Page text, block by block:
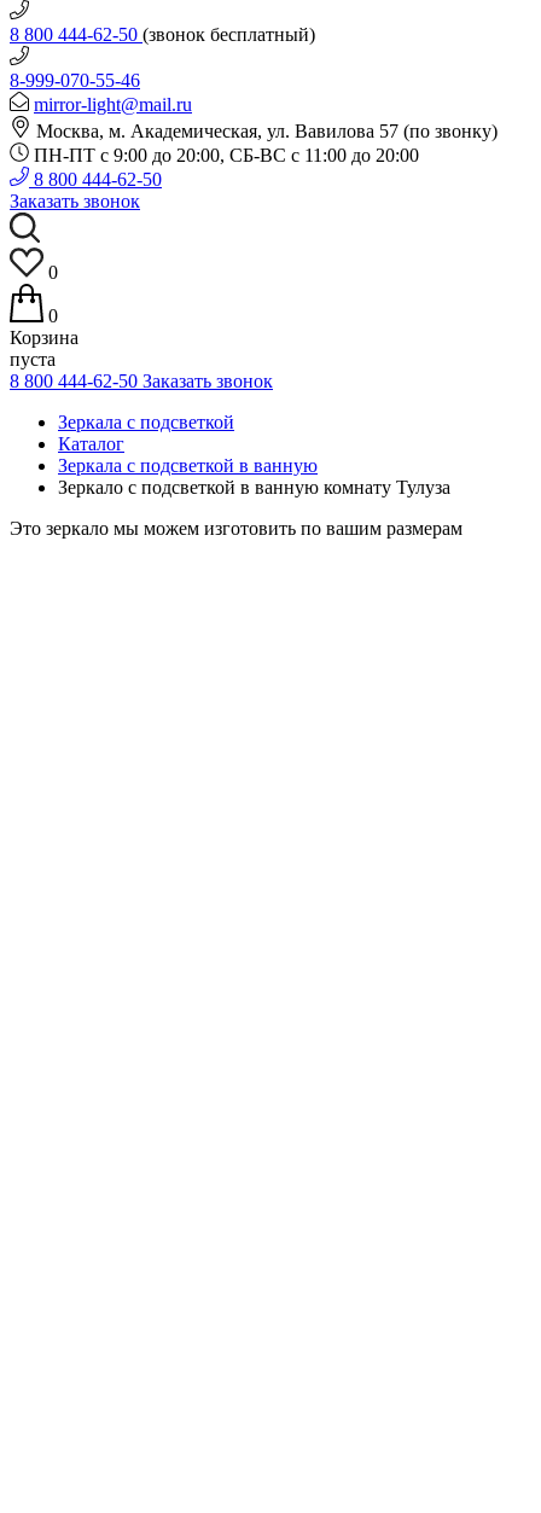
8 800 444-62-50 (звонок бесплатный)
8-999-070-55-46
mirror-light@mail.ru
Москва, м. Академическая, ул. Вавилова 57 (по звонку)
ПН-ПТ с 9:00 до 20:00, СБ-ВС с 11:00 до 20:00
8 800 444-62-50
Заказать звонок
0
0
Корзина
пуста
8 800 444-62-50 Заказать звонок
Зеркала с подсветкой
Каталог
Зеркала с подсветкой в ванную
Зеркало с подсветкой в ванную комнату Тулуза
Это зеркало мы можем изготовить по вашим размерам